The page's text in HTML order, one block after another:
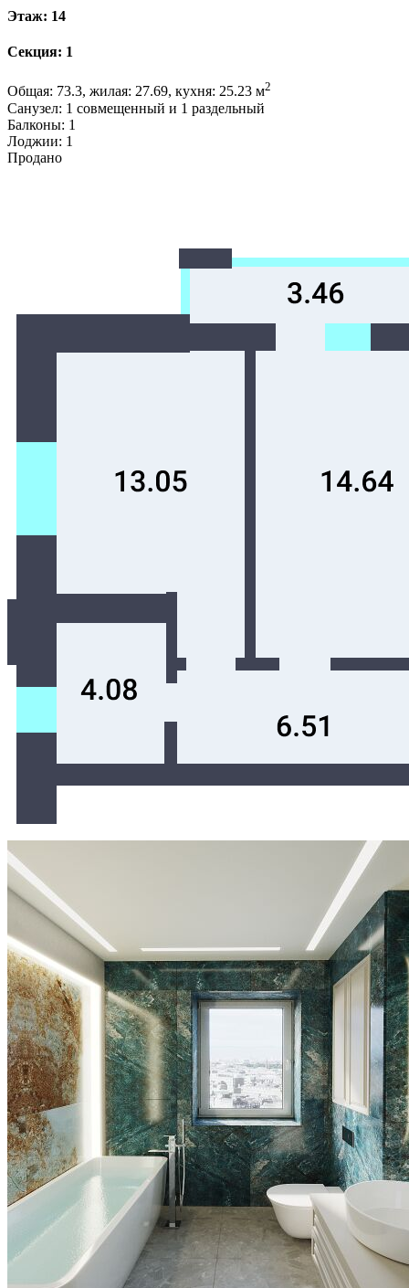
Этаж: 14
Секция: 1
Общая: 73.3, жилая: 27.69, кухня: 25.23 м2
Санузел: 1 совмещенный и 1 раздельный
Балконы: 1
Лоджии: 1
Продано